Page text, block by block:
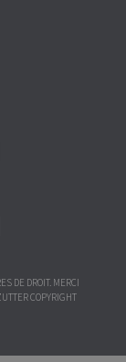
DE DROIT. MERCI
COPYRIGHT